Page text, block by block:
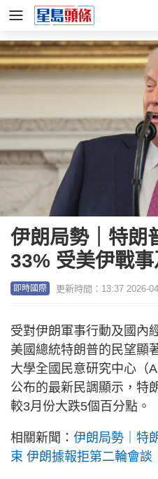
伊朗局勢｜特朗
33% 受美伊戰
即時國際 更新時間：13:37 2026-
受對伊朗軍事行動及國內
美國總統特朗普的民望顯
大學全國民意研究中心（
公布的最新民調顯示，特
較3月份大跌5個百分點。
相關新聞： 伊朗局勢｜特
束 伊朗據報拒第二輪會談